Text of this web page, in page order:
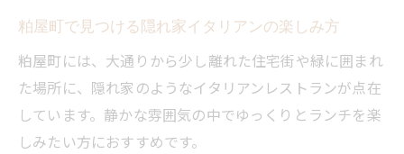
よう
粕屋町イタリアンの隠れた人気ランチ店探
イタリアンで感じる粕屋町ランチの深い魅
粕屋町で見つける隠れ家イタリアンの楽しみ方
粕屋町には、大通りから少し離れた住宅街や緑に囲まれ
た場所に、隠れ家のようなイタリアンレストランが点在
しています。静かな雰囲気の中でゆっくりとランチを楽
しみたい方におすすめです。